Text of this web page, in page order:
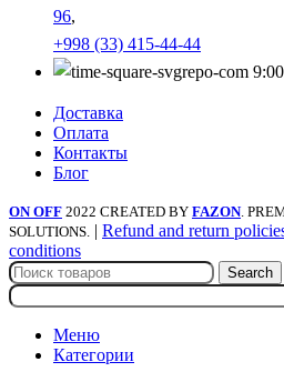
96,
+998 (33) 415-44-44
Доставка
Оплата
Контакты
Блог
ON OFF 2022 CREATED BY FAZON.
SOLUTIONS. | Refund and return
conditions
Search
Меню
Категории